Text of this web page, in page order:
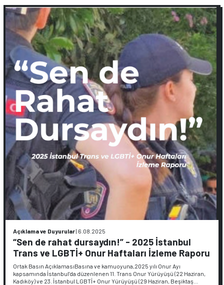
Açıklama ve Duyurular| 6.08.2025
“Sen de rahat dursaydın!” - 2025 İstanbul
Trans ve LGBTİ+ Onur Haftaları İzleme Raporu
Ortak Basın AçıklamasıBasına ve kamuoyuna,2025 yılı Onur Ayı
kapsamında İstanbul’da düzenlenen 11. Trans Onur Yürüyüşü (22 Haziran,
Kadıköy) ve 23. İstanbul LGBTİ+ Onur Yürüyüşü (29 Haziran, Beşiktaş…